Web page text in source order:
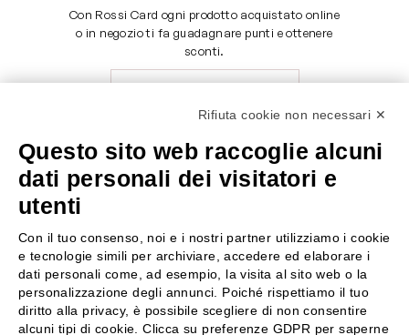
Con Rossi Card ogni prodotto acquistato online
o in negozio ti fa guadagnare punti e ottenere
sconti.
SERVE AIUTO?
+39 3346440838
servizioclienti@rossiprofumi.it
SEGUICI SU
Rifiuta cookie non necessari ✕
Questo sito web raccoglie alcuni
dati personali dei visitatori e
utenti
Con il tuo consenso, noi e i nostri partner utilizziamo i cookie
e tecnologie simili per archiviare, accedere ed elaborare i
dati personali come, ad esempio, la visita al sito web o la
personalizzazione degli annunci. Poiché rispettiamo il tuo
diritto alla privacy, è possibile scegliere di non consentire
alcuni tipi di cookie. Clicca su preferenze GDPR per saperne